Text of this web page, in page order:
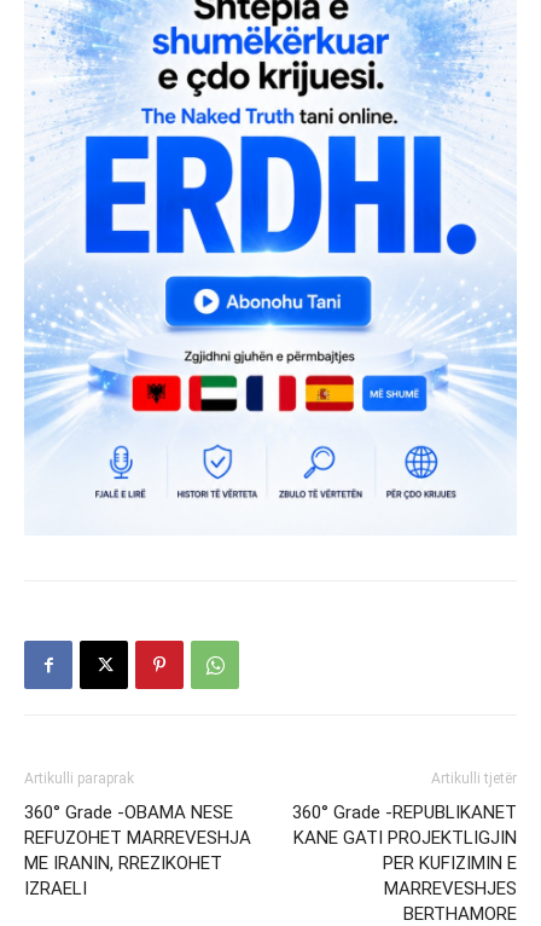
Artikulli paraprak
360° Grade -OBAMA NESE
REFUZOHET MARREVESHJA
ME IRANIN, RREZIKOHET
IZRAELI
Artikulli tjetër
360° Grade -REPUBLIKANET
KANE GATI PROJEKTLIGJIN
PER KUFIZIMIN E
MARREVESHJES
BERTHAMORE